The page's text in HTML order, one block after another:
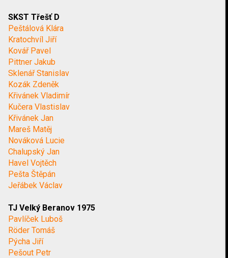
SKST Třešť D
Peštálová Klára
Kratochvíl Jiří
Kovář Pavel
Pittner Jakub
Sklenář Stanislav
Kozák Zdeněk
Křivánek Vladimír
Kučera Vlastislav
Křivánek Jan
Mareš Matěj
Nováková Lucie
Chalupský Jan
Havel Vojtěch
Pešta Štěpán
Jeřábek Václav
TJ Velký Beranov 1975
Pavlíček Luboš
Röder Tomáš
Pýcha Jiří
Pešout Petr